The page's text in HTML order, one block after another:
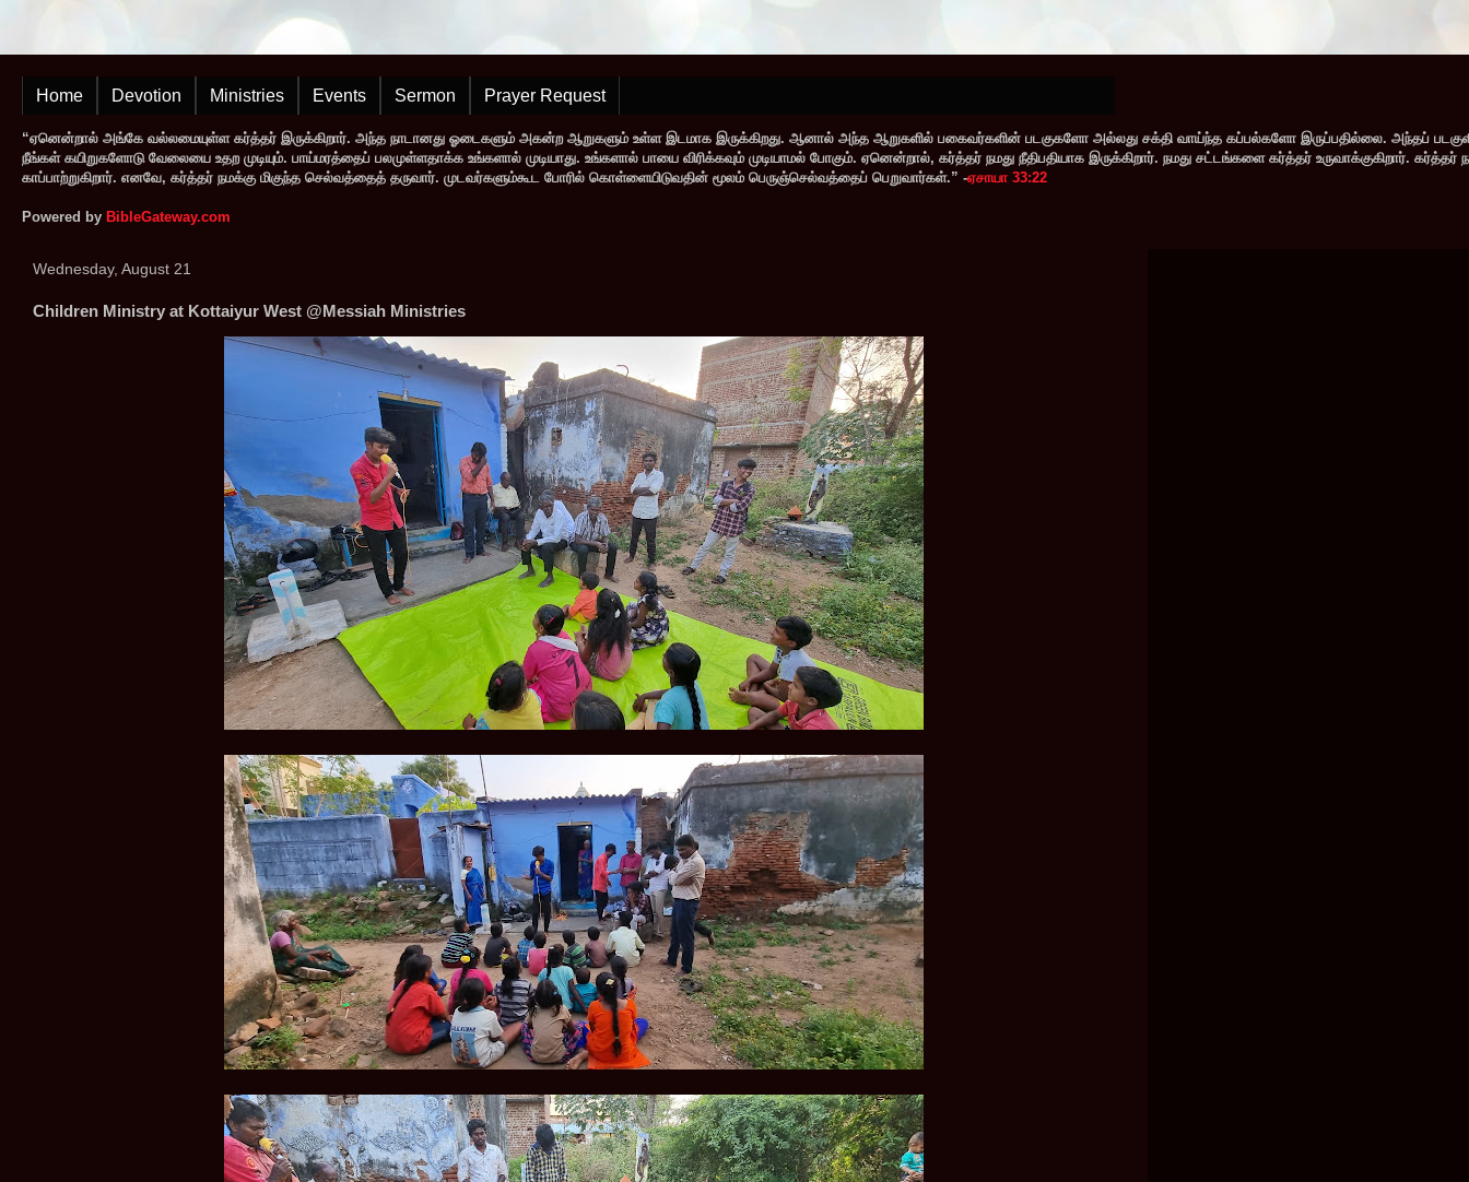
Home Devotion Ministries Events Sermon Prayer Request
“ஏனென்றால் அங்கே வல்லமையுள்ள கர்த்தர் இருக்கிறார். அந்த நாடானது ஓடைகளும் அகன்ற ஆறுகளும் உள்ள இடமாக இருக்கிறது. ஆனால் அந்த ஆறுகளில் பகைவர்களின் படகுகளோ அல்லது சக்தி வாய்ந்த கப்பல்களோ இருப்பதில்லை. அந்தப்
நீங்கள் கயிறுகளோடு வேலையை உதற முடியும். பாய்மரத்தைப் பலமுள்ளதாக்க உங்களால் முடியாது. உங்களால் பாயை விரிக்கவும் முடியாமல் போகும். ஏனென்றால், கர்த்தர் நமது நீதிபதியாக இருக்கிறார். நமது சட்டங்களை கர்த்தர் உருவாக்குகிறார்.
காப்பாற்றுகிறார். எனவே, கர்த்தர் நமக்கு மிகுந்த செல்வத்தைத் தருவார். முடவர்களும்கூட போரில் கொள்ளையிடுவதின் மூலம் பெருஞ்செல்வத்தைப் பெறுவார்கள்.” -ஏசாயா 33:22
Powered by BibleGateway.com
Wednesday, August 21
Children Ministry at Kottaiyur West @Messiah Ministries